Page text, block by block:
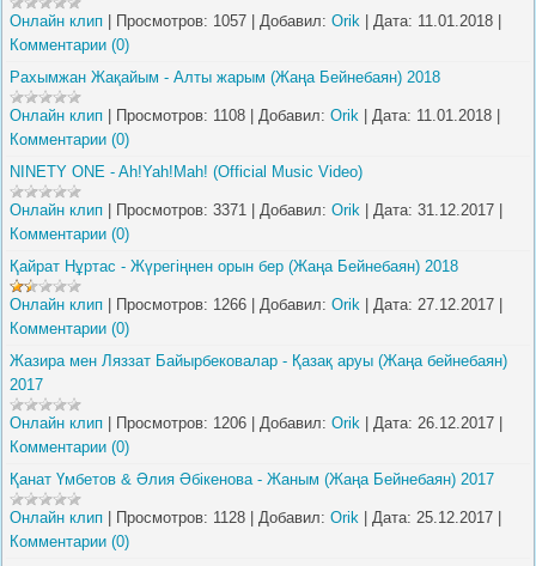
Онлайн клип Просмотров: 1057 Добавил: Orik Дата: 11.01.2018
Комментарии (0)
Рахымжан Жақайым - Алты жарым (Жаңа Бейнебаян) 2018
Онлайн клип Просмотров: 1108 Добавил: Orik Дата: 11.01.2018
Комментарии (0)
NINETY ONE - Ah!Yah!Mah! (Official Music Video)
Онлайн клип Просмотров: 3371 Добавил: Orik Дата: 31.12.2017
Комментарии (0)
Қайрат Нұртас - Жүрегіңнен орын бер (Жаңа Бейнебаян) 2018
Онлайн клип Просмотров: 1266 Добавил: Orik Дата: 27.12.2017
Комментарии (0)
Жазира мен Ляззат Байырбековалар - Қазақ аруы (Жаңа бейнебаян)
2017
Онлайн клип Просмотров: 1206 Добавил: Orik Дата: 26.12.2017
Комментарии (0)
Қанат Үмбетов & Әлия Әбікенова - Жаным (Жаңа Бейнебаян) 2017
Онлайн клип Просмотров: 1128 Добавил: Orik Дата: 25.12.2017
Комментарии (0)